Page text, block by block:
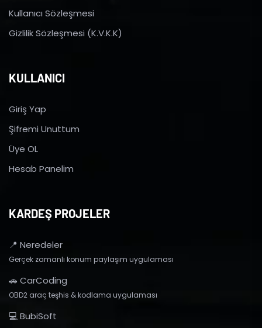
Kullanıcı Sözleşmesi
Gizlilik Sözleşmesi (K.V.K.K)
KULLANICI
Giriş Yap
Şifremi Unuttum
Üye OL
Hesab Panelim
KARDEŞ PROJELER
📍 Neredeler
Gerçek zamanlı konum paylaşım uygulaması
🚗 CarCoding
OBD2 araç teşhis & kodlama uygulaması
💻 BubiSoft